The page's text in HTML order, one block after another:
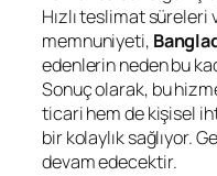
Hızlı teslimat
memnuniyeti,
edenlerin neden bu
Sonuç olarak, bu
ticari hem de kişisel
bir kolaylık sağlıyor.
devam edecektir.